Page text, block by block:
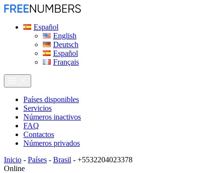
Español
English
Deutsch
Español
Français
Países disponibles
Servicios
Números inactivos
FAQ
Contactos
Números privados
Inicio - Países - Brasil - +5532204023378
Online